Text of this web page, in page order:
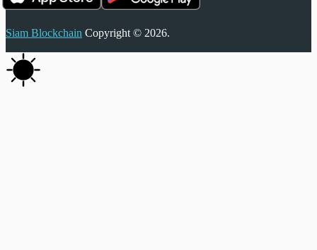
Siam Blockchain Copyright © 2026.